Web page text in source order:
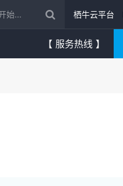
栖牛云平台
【 服务热线 】